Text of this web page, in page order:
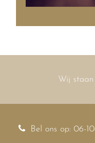
Wij
Bel ons op: 06-